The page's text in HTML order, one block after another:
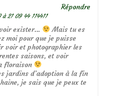
21 09 44 114411
exister…
Mais tu es
moi pour que je puisse
voir et photographier les
saisons, et voir
floraison
jardins d’adoption à la fin
je sais que je peux te
Répondre